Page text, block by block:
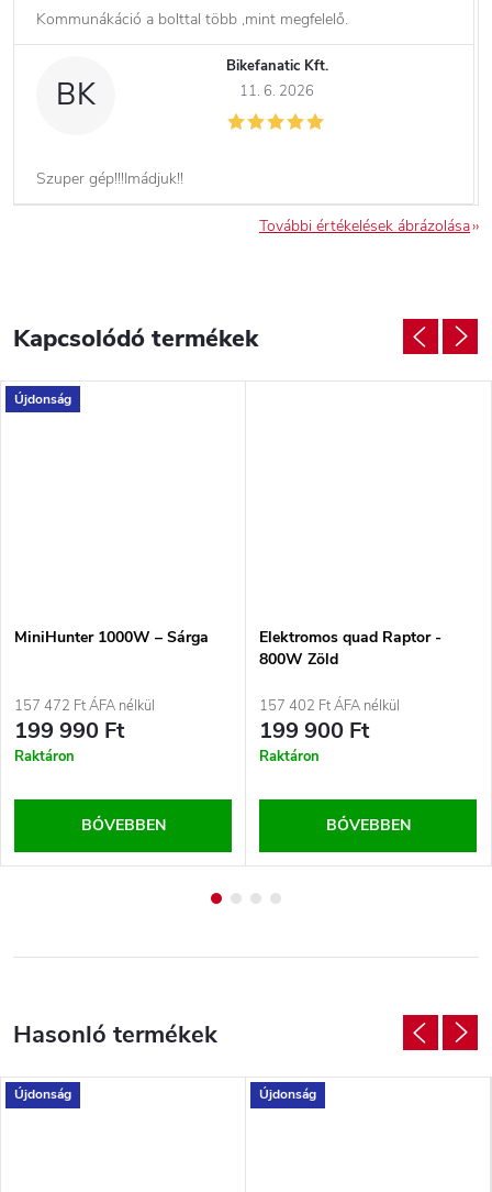
Kommunákáció a bolttal több ,mint megfelelő.
BK
Bikefanatic Kft.
11. 6. 2026
Szuper gép!!!Imádjuk!!
További értékelések ábrázolása
Kapcsolódó termékek
Újdonság
MiniHunter 1000W – Sárga
157 472 Ft ÁFA nélkül
199 990 Ft
Raktáron
BŐVEBBEN
Elektromos quad Raptor -
800W Zöld
157 402 Ft ÁFA nélkül
199 900 Ft
Raktáron
BŐVEBBEN
Újdonság Újdonság